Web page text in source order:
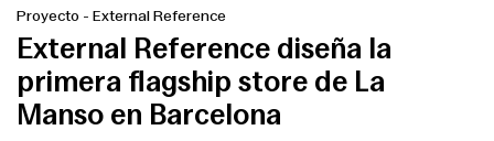
Proyecto - External Reference
External Reference diseña la
primera flagship store de La
Manso en Barcelona